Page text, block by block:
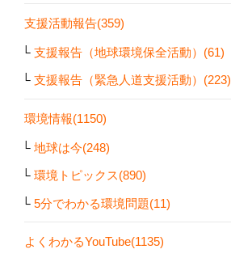
支援活動報告(359)
支援報告（地球環境保全活動）(61)
支援報告（緊急人道支援活動）(223)
環境情報(1150)
地球は今(248)
環境トピックス(890)
5分でわかる環境問題(11)
よくわかるYouTube(1135)